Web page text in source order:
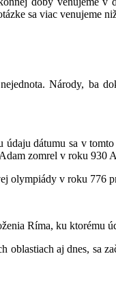
sa viac venujeme
Národy, ba
údaju dátumu sa v
zomrel v roku 930
olympiády v roku 776
Ríma, ku ktorému
oblastiach aj dnes, sa